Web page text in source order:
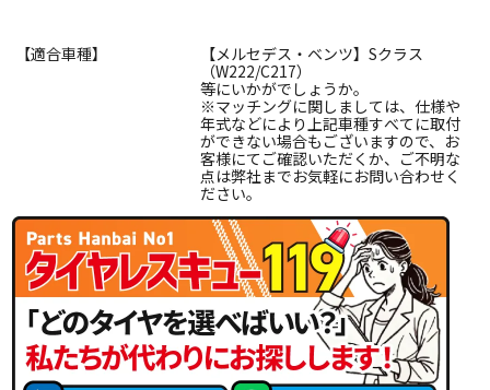
【適合車種】
【メルセデス・ベンツ】Sクラス
（W222/C217）
等にいかがでしょうか。
※マッチングに関しましては、仕様や
年式などにより上記車種すべてに取付
ができない場合もございますので、お
客様にてご確認いただくか、ご不明な
点は弊社までお気軽にお問い合わせく
ださい。